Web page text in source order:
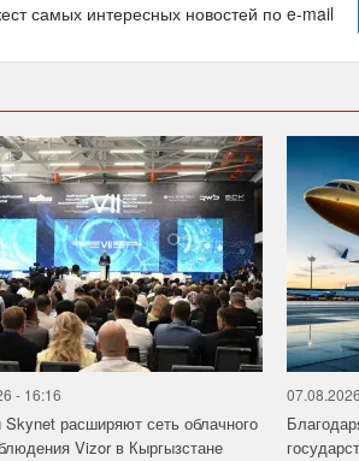
самых интересных новостей по e-mail
- 16:16
Skynet расширяют сеть облачного
Vizor в Кыргызстане